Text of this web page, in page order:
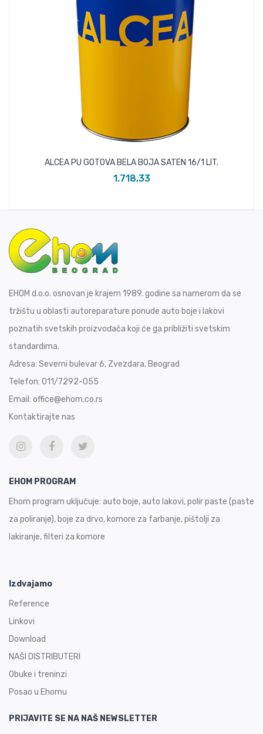
ALCEA PU GOTOVA BELA BOJA SATEN 16/1 LIT.
1.718,33
EHOM d.o.o. osnovan je krajem 1989. godine sa namerom da se
tržištu u oblasti autoreparature ponude auto boje i lakovi
poznatih svetskih proizvođača koji će ga približiti svetskim
standardima.
Adresa: Severni bulevar 6, Zvezdara, Beograd
Telefon: 011/7292-055
Email: office@ehom.co.rs
Kontaktirajte nas
EHOM PROGRAM
Ehom program uključuje: auto boje, auto lakovi, polir paste (paste
za poliranje), boje za drvo, komore za farbanje, pištolji za
lakiranje, filteri za komore
Izdvajamo
Reference
Linkovi
Download
NAŠI DISTRIBUTERI
Obuke i treninzi
Posao u Ehomu
PRIJAVITE SE NA NAŠ NEWSLETTER